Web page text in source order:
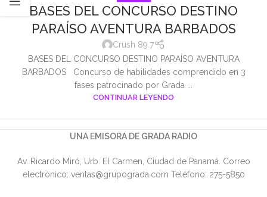
BASES DEL CONCURSO DESTINO
PARAÍSO AVENTURA BARBADOS
Crush 89.7
BASES DEL CONCURSO DESTINO PARAÍSO AVENTURA
BARBADOS Concurso de habilidades comprendido en 3
fases patrocinado por Grada ...
CONTINUAR LEYENDO
UNA EMISORA DE GRADA RADIO
Av. Ricardo Miró, Urb. El Carmen, Ciudad de Panamá. Correo
electrónico: ventas@grupograda.com Teléfono: 275-5850